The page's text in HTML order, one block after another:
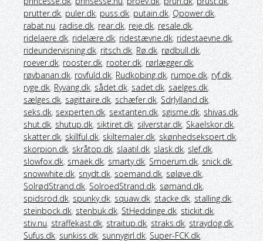
prutter.dk, puler.dk, puss.dk, putain.dk, Qpower.dk,
rabat.nu, radise.dk, rear.dk, reje.dk, resale.dk,
ridelaere.dk, ridelære.dk, ridestævne.dk, ridestaevne.dk,
rideundervisning.dk, ritsch.dk, Rø.dk, rødbull.dk,
roever.dk, rooster.dk, rooter.dk, rørlægger.dk,
røvbanan.dk, rovfuld.dk, Rudkobing.dk, rumpe.dk, ryf.dk,
ryge.dk, Ryvang.dk, sådet.dk, sadet.dk, saelges.dk,
sælges.dk, sagittaire.dk, schæfer.dk, SdrJylland.dk,
seks.dk, sexperten.dk, sextanten.dk, sgisme.dk, shivas.dk,
shut.dk, shutup.dk, siktiret.dk, silverstar.dk, Skaelskor.dk,
skatter.dk, skillful.dk, skiltemaler.dk, skønhedsekspert.dk,
skorpion.dk, skråtop.dk, slaatil.dk, slask.dk, slef.dk,
slowfox.dk, smaek.dk, smarty.dk, Smoerum.dk, snick.dk,
snowwhite.dk, snydt.dk, soemand.dk, søløve.dk,
SolrødStrand.dk, SolroedStrand.dk, sømand.dk,
spidsrod.dk, spunky.dk, squaw.dk, stacke.dk, stalling.dk,
steinbock.dk, stenbuk.dk, StHeddinge.dk, stickit.dk,
stiv.nu, straffekast.dk, straitup.dk, straks.dk, straydog.dk,
Sufus.dk, sunkiss.dk, sunnygirl.dk, Super-FCK.dk,